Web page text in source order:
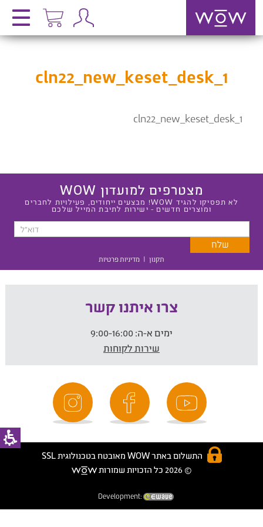
cln22_new_keset_desk_1
cln22_new_keset_desk_1
מצטרפים למועדון WOW
לא תפסיקו להגיד WOW! מבצעים ייחודים, פעילויות לחברים
ומוצרים חדשים - ישירות לתיבת המייל שלכם
תקנון | מדיניות פרטיות
צרו איתנו קשר
ימים א-ה:
שירות לקוחות
התשלום באתר WOW מאובטח בטכנולוגית SSL
© 2026 כל הזכויות שמורות
Development: